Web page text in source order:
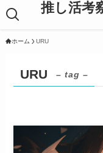
推し活考
ホーム URU
URU – tag –